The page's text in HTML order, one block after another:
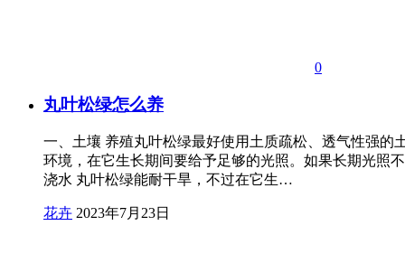
0
丸叶松绿怎么养
一、土壤 养殖丸叶松绿最好使用土质疏松、透气性强的
环境，在它生长期间要给予足够的光照。如果长期光照
浇水 丸叶松绿能耐干旱，不过在它生…
花卉 2023年7月23日